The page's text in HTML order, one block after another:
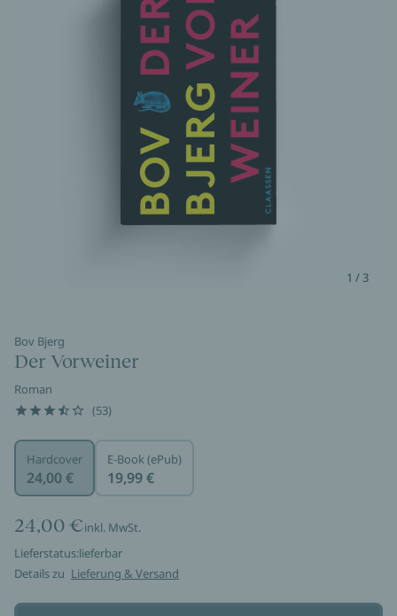
1 / 3
Bov Bjerg
Der Vorweiner
Roman
(53)
Hardcover
24,00 €
E-Book (ePub)
19,99 €
24,00 €inkl. MwSt.
Lieferstatus:lieferbar
Details zu Lieferung & Versand